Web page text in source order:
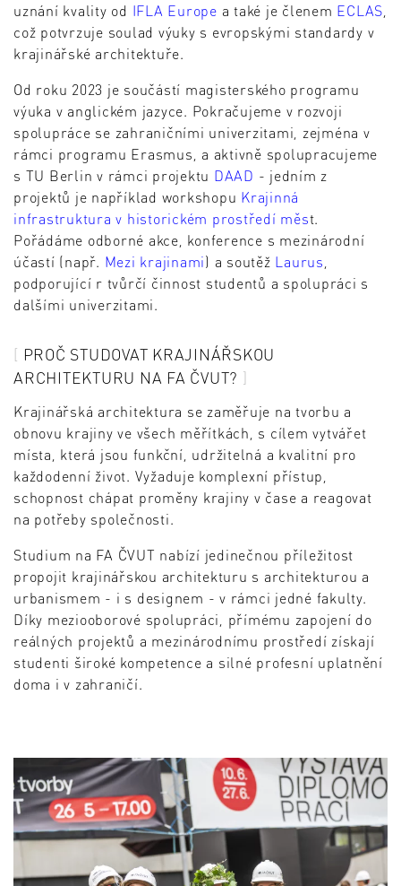
uznání kvality od IFLA Europe a také je členem ECLAS,
což potvrzuje soulad výuky s evropskými standardy v
krajinářské architektuře.
Od roku 2023 je součástí magisterského programu
výuka v anglickém jazyce. Pokračujeme v rozvoji
spolupráce se zahraničními univerzitami, zejména v
rámci programu Erasmus, a aktivně spolupracujeme
s TU Berlin v rámci projektu DAAD - jedním z
projektů je například workshopu Krajinná
infrastruktura v historickém prostředí měst.
Pořádáme odborné akce, konference s mezinárodní
účastí (např. Mezi krajinami) a soutěž Laurus,
podporující r tvůrčí činnost studentů a spolupráci s
dalšími univerzitami.
PROČ STUDOVAT KRAJINÁŘSKOU
ARCHITEKTURU NA FA ČVUT?
Krajinářská architektura se zaměřuje na tvorbu a
obnovu krajiny ve všech měřítkách, s cílem vytvářet
místa, která jsou funkční, udržitelná a kvalitní pro
každodenní život. Vyžaduje komplexní přístup,
schopnost chápat proměny krajiny v čase a reagovat
na potřeby společnosti.
Studium na FA ČVUT nabízí jedinečnou příležitost
propojit krajinářskou architekturu s architekturou a
urbanismem - i s designem - v rámci jedné fakulty.
Díky meziooborové spolupráci, přímému zapojení do
reálných projektů a mezinárodnímu prostředí získají
studenti široké kompetence a silné profesní uplatnění
doma i v zahraničí.